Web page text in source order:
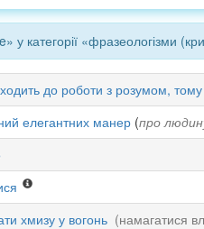
категорії «фразеологізми
до роботи з розумом,
елегантних манер (про
хмизу у вогонь (намагатися